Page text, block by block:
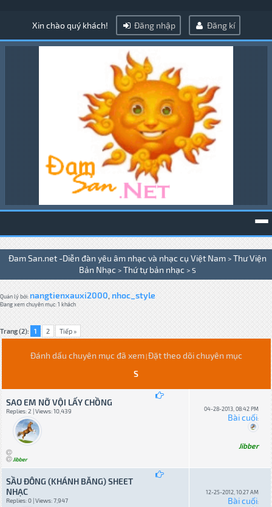
Xin chào quý khách! Đăng nhập Đăng kí
Đam San.net -Diễn đàn yêu âm nhạc và nhạc cụ Việt Nam > Thư Viện
Bản Nhạc > Thứ tự bản nhạc > S
Quản lý bởi:nangtienxauxi2000,nhoc_style
Đang xem chuyên mục: 1 khách
Trang (2): 1 2 Tiếp »
Đánh dấu chuyên mục đã xem| Đặt theo dõi chuyên mục
S
SAO EM NỠ VỘI LẤY CHỒNG
Replies: 2 | Views: 10,439
Jibber
04-28-2013, 08:42 PM
Bài cuối:
Jibber
SẦU ĐÔNG (KHÁNH BĂNG) SHEET
NHẠC
Replies: 0 | Views: 7,947
12-25-2012, 10:27 AM
Bài cuối: